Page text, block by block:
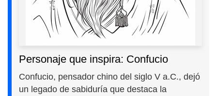
Personaje que inspira: Confucio
Confucio, pensador chino del siglo V a.C., dejó
un legado de sabiduría que destaca la